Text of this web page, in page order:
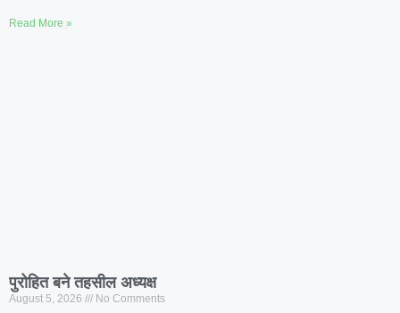
Read More »
पुरोहित बने तहसील अध्यक्ष
August 5, 2026 No Comments